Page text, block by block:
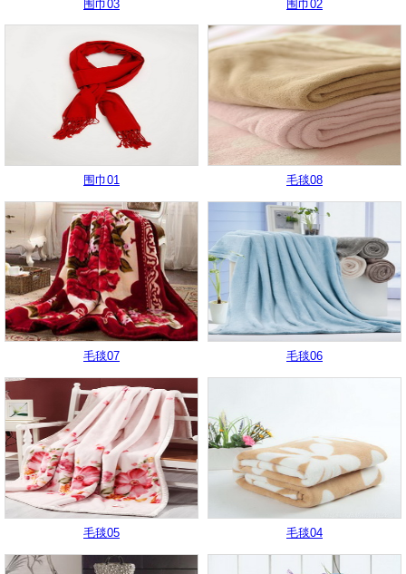
围巾03 围巾02
围巾01 毛毯08
毛毯07 毛毯06
毛毯05 毛毯04